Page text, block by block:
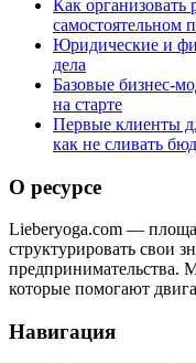
Как
самостоятельном
Юридические и
дела
Базовые бизнес-
на старте
Первые клиенты
как не сливать
О ресурсе
Lieberyoga.com —
структурировать свои
предпринимательства.
которые помогают
Навигация